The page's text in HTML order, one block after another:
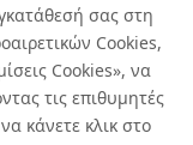
σας στη
Cookies,
Cookies», να
τις επιθυμητές
κάνετε κλικ στο